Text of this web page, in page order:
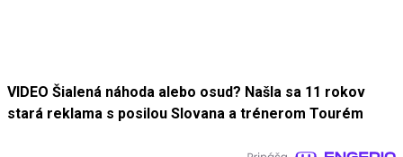
VIDEO Šialená náhoda alebo osud? Našla sa 11 rokov
stará reklama s posilou Slovana a trénerom Tourém